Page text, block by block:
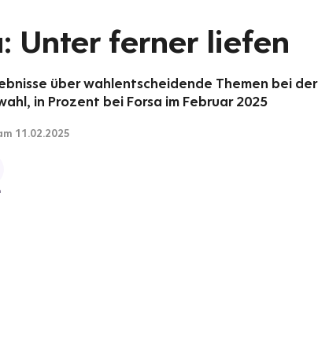
Unter ferner liefen
über wahlentscheidende Themen bei der
in Prozent bei Forsa im Februar 2025
11.02.2025